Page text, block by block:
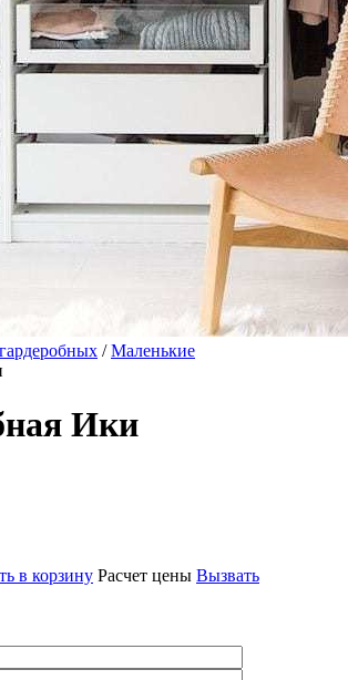
/Маленькие
Ики
в корзину Расчет цены Вызвать